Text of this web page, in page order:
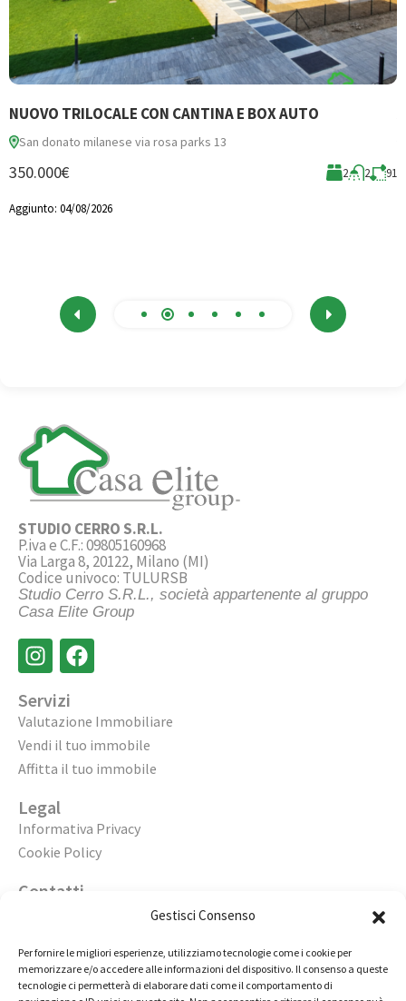
Gestisci Consenso
Per fornire le migliori esperienze, utilizziamo tecnologie come i cookie per
memorizzare e/o accedere alle informazioni del dispositivo. Il consenso a queste
tecnologie ci permetterà di elaborare dati come il comportamento di
NUOVO TRILOCALE CON CANTINA E BOX AUTO
San donato milanese via rosa parks 13
350.000€ 2 2 91
Aggiunto: 04/08/2026
STUDIO CERRO S.R.L.
P.iva e C.F.: 09805160968
Via Larga 8, 20122, Milano (MI)
Codice univoco: TULURSB
Studio Cerro S.R.L., società appartenente al gruppo
Casa Elite Group
Servizi
Valutazione Immobiliare
Vendi il tuo immobile
Affitta il tuo immobile
Legal
Informativa Privacy
Cookie Policy
Contatti
02 98236472